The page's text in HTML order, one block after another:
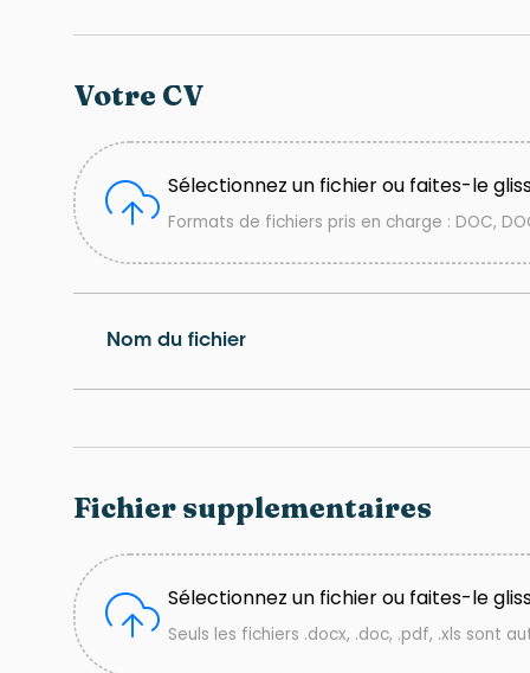
Votre CV
Nom du fichier
Sélectionnez un fichier ou faites-le
Formats de fichiers pris en charge : DOC,
Fichier supplementaires
Sélectionnez un fichier ou faites-le
Seuls les fichiers .docx, .doc, .pdf, .xls sont